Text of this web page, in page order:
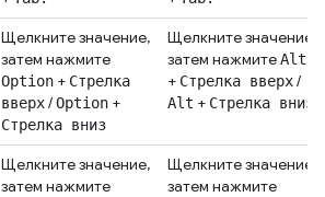
Щелкните значение,
затем нажмите
Option + Стрелка
вверх/Option +
Стрелка вниз
Щелкните значение,
затем нажмитеAlt
+ Стрелка вверх/
Alt + Стрелка вниз
Щелкните значение,
затем нажмите
Щелкните значение,
затем нажмите